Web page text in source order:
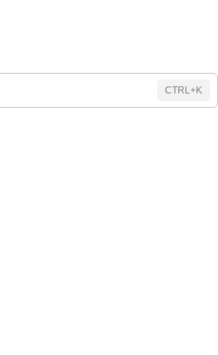
CTRL+K